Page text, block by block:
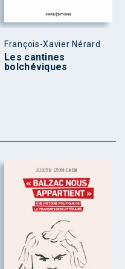
François-Xavier Nérard
Les cantines
bolchéviques